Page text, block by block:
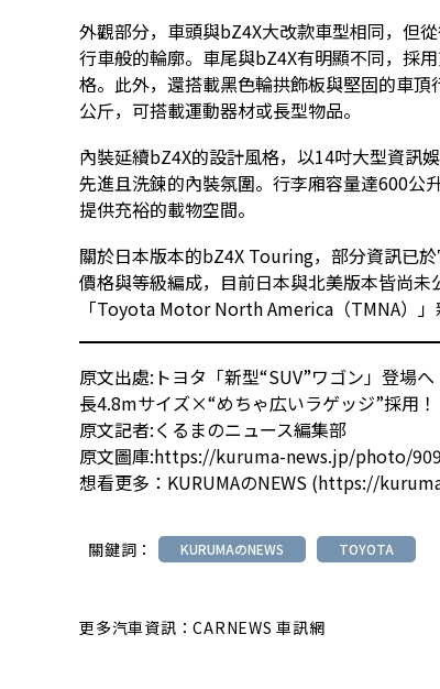
外觀部分，車頭與bZ4X大改款車型相同，但
行車般的輪廓。車尾與bZ4X有明顯不同，採
格。此外，還搭載黑色輪拱飾板與堅固的車
公斤，可搭載運動器材或長型物品。
內裝延續bZ4X的設計風格，以14吋大型資訊
先進且洗鍊的內裝氛圍。行李廂容量達600公
提供充裕的載物空間。
關於日本版本的bZ4X Touring，部分資訊已
價格與等級編成，目前日本與北美版本皆尚
「Toyota Motor North America（TMNA）」
原文出處: トヨタ「新型“SUV”ワゴン」登場
長4.8mサイズ×“めちゃ広いラゲッジ”採用
原文記者:くるまのニュース編集部
原文圖庫:https://kuruma-news.jp/photo/
想看更多： KURUMAのNEWS (https://
關鍵詞： KURUMAのNEWS TOYOTA
更多汽車資訊：CARNEWS 車訊網